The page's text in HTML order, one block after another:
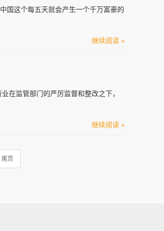
国这个每五天就会产生一个千万富豪的
继续阅读 »
在监管部门的严厉监督和整改之下，
继续阅读 »
尾页